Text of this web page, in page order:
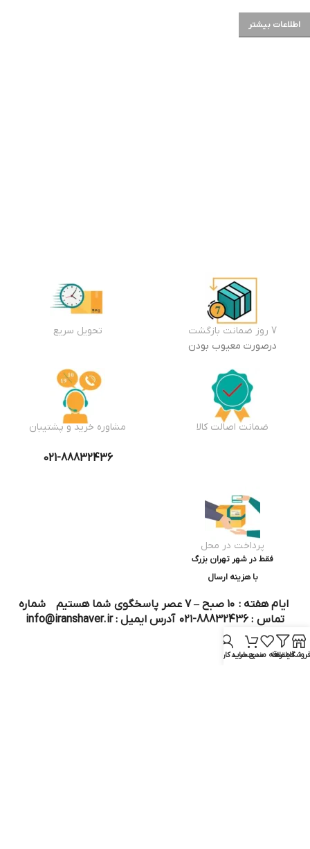
اطلاعات بیشتر
7 روز ضمانت بازگشت
درصورت معیوب بودن
تحویل سریع
ضمانت اصالت کالا مشاوره خرید و پشتیبان
021-88832436
پرداخت در محل
فقط در شهر تهران بزرگ
با هزینه ارسال
ایام هفته : ۱۰ صبح – ۷ عصر پاسخگوی شما هستیم شماره
تماس : 88832436-۰۲۱ آدرس ایمیل : info@iranshaver.ir
فروشگاهفیلترها
علاقه مندیسبد خرید
حساب کاربری من